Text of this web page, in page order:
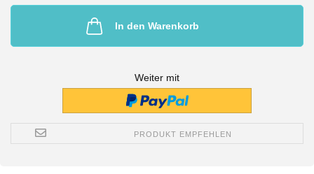
In den Warenkorb
Weiter mit
PRODUKT EMPFEHLEN